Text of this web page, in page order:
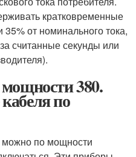
кратковременные
от номинального тока,
считанные секунды или
380.
по
можно по мощности